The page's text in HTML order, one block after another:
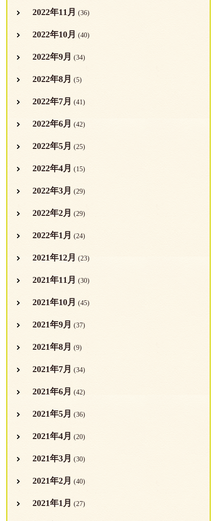
2022年11月 (36)
2022年10月 (40)
2022年9月 (34)
2022年8月 (5)
2022年7月 (41)
2022年6月 (42)
2022年5月 (25)
2022年4月 (15)
2022年3月 (29)
2022年2月 (29)
2022年1月 (24)
2021年12月 (23)
2021年11月 (30)
2021年10月 (45)
2021年9月 (37)
2021年8月 (9)
2021年7月 (34)
2021年6月 (42)
2021年5月 (36)
2021年4月 (20)
2021年3月 (30)
2021年2月 (40)
2021年1月 (27)